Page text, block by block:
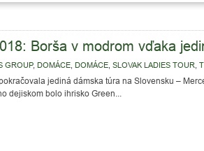
Borša v modrom vďaka
GROUP, DOMÁCE, DOMÁCE, SLOVAK LADIES TOUR,
jediná dámska túra na Slovensku –
dejiskom bolo ihrisko Green...